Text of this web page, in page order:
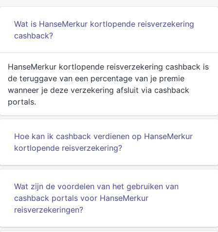
Wat is HanseMerkur kortlopende reisverzekering
cashback?
HanseMerkur kortlopende reisverzekering cashback is
de teruggave van een percentage van je premie
wanneer je deze verzekering afsluit via cashback
portals.
Hoe kan ik cashback verdienen op HanseMerkur
kortlopende reisverzekering?
Wat zijn de voordelen van het gebruiken van
cashback portals voor HanseMerkur
reisverzekeringen?